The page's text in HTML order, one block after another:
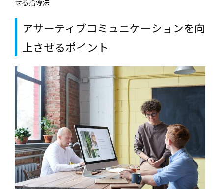
せる指導法
アサーティブコミュニケーションを向
上させるポイント